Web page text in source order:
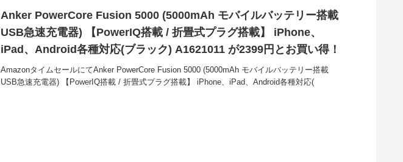
Anker PowerCore Fusion 5000 (5000mAh モバイルバッテリー搭載
USB急速充電器) 【PowerIQ搭載 / 折畳式プラグ搭載】 iPhone、
iPad、Android各種対応(ブラック) A1621011 が2399円とお買い得！
AmazonタイムセールにてAnker PowerCore Fusion 5000 (5000mAh モバイルバッテリー搭載
USB急速充電器) 【PowerIQ搭載 / 折畳式プラグ搭載】 iPhone、iPad、Android各種対応(